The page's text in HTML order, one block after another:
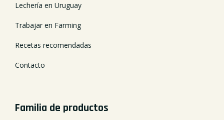
Lechería en Uruguay
Trabajar en Farming
Recetas recomendadas
Contacto
Familia de productos